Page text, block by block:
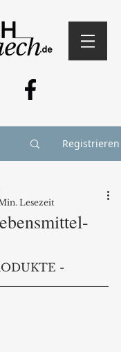
Registrieren
Lesezeit
-